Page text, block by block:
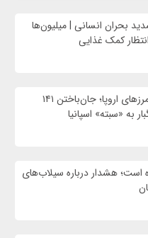
بحران انسانی | میلیون‌ها
کمک غذایی
فاجعه انسانی در مرزهای اروپا؛ جان‌باختن ۱۴۱
به «سبته» اسپانیا
است؛ هشدار درباره سیلاب‌های